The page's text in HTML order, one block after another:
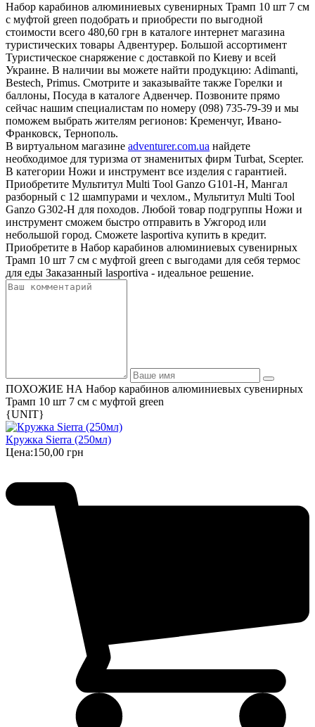
Набор карабинов алюминиевых сувенирных Трамп 10 шт 7 см
с муфтой green подобрать и приобрести по выгодной
стоимости всего 480,60 грн в каталоге интернет магазина
туристических товары Адвентурер. Большой ассортимент
Туристическое снаряжение с доставкой по Киеву и всей
Украине. В наличии вы можете найти продукцию: Adimanti,
Bestech, Primus. Смотрите и заказывайте также Горелки и
баллоны, Посуда в каталоге Адвенчер. Позвоните прямо
сейчас нашим специалистам по номеру (098) 735-79-39 и мы
поможем выбрать жителям регионов: Кременчуг, Ивано-
Франковск, Тернополь.
В виртуальном магазине adventurer.com.ua найдете
необходимое для туризма от знаменитых фирм Turbat, Scepter.
В категории Ножи и инструмент все изделия с гарантией.
Приобретите Мультитул Multi Tool Ganzo G101-H, Мангал
разборный с 12 шампурами и чехлом., Мультитул Multi Tool
Ganzo G302-H для походов. Любой товар подгруппы Ножи и
инструмент сможем быстро отправить в Ужгород или
небольшой город. Сможете lasportiva купить в кредит.
Приобретите в Набор карабинов алюминиевых сувенирных
Трамп 10 шт 7 см с муфтой green с выгодами для себя термос
для еды Заказанный lasportiva - идеальное решение.
ПОХОЖИЕ НА Набор карабинов алюминиевых сувенирных
Трамп 10 шт 7 см с муфтой green
{UNIT}
Кружка Sierra (250мл)
Цена:150,00 грн